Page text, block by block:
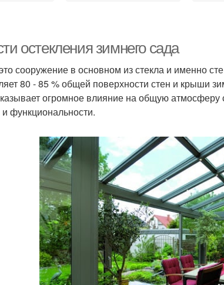
Пластиковые окна
Окна на зиму
остекления зимнего сада
сооружение в основном из стекла и именно
80 - 85 % общей поверхности стен и крыши
огромное влияние на общую
функциональности.